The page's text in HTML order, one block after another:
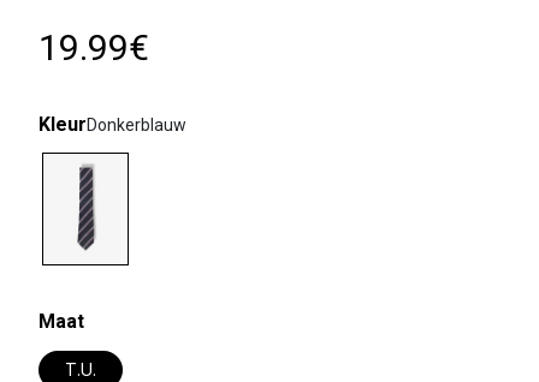
19.99€
KleurDonkerblauw
Maat
T.U.